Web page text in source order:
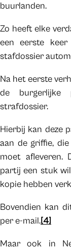
buurlanden.
Zo heeft elke
een eerste
stafdossier
Na het eerste
de
strafdossier.
Hierbij kan deze
aan de griffie,
moet afleveren.
partij een stuk
kopie hebben
Bovendien kan
per e-mail.[4]
Maar ook in